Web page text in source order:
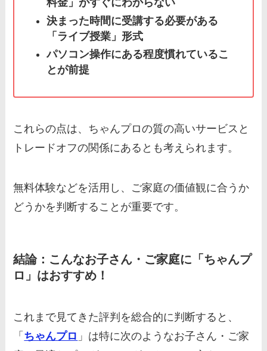
料金」がすぐにわからない
決まった時間に受講する必要がある
「ライブ授業」形式
パソコン操作にある程度慣れているこ
とが前提
これらの点は、ちゃんプロの質の高いサービスと
トレードオフの関係にあるとも考えられます。
無料体験などを活用し、ご家庭の価値観に合うか
どうかを判断することが重要です。
結論：こんなお子さん・ご家庭に「ちゃんプ
ロ」はおすすめ！
これまで見てきた評判を総合的に判断すると、
「 ちゃんプロ 」は特に次のようなお子さん・ご家